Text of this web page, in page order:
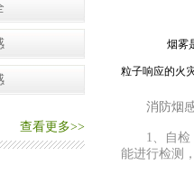
查看更多>>
烟雾是
粒子响应的火
消防烟
1、自检：
能进行检测